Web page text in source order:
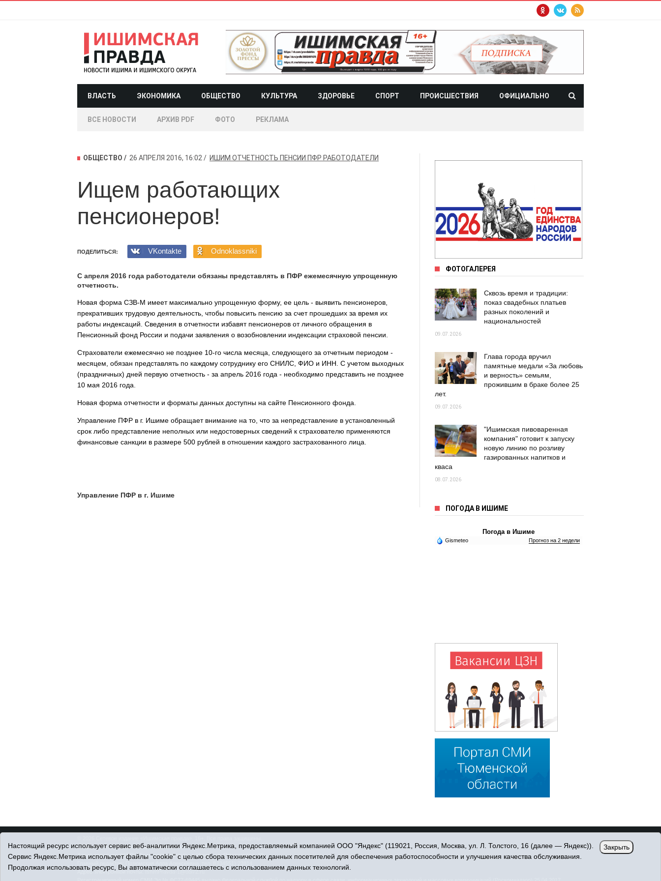
ВЛАСТЬ ЭКОНОМИКА ОБЩЕСТВО КУЛЬТУРА ЗДОРОВЬЕ СПОРТ ПРОИСШЕСТВИЯ ОФИЦИАЛЬНО
ВСЕ НОВОСТИ АРХИВ PDF ФОТО РЕКЛАМА
ОБЩЕСТВО 26 АПРЕЛЯ 2016, 16:02 ИШИМ ОТЧЕТНОСТЬ ПЕНСИИ ПФР РАБОТОДАТЕЛИ
Ищем работающих
пенсионеров!
ПОДЕЛИТЬСЯ: VKontakte Odnoklassniki
С апреля 2016 года работодатели обязаны представлять в ПФР ежемесячную упрощенную
отчетность.
Новая форма СЗВ-М имеет максимально упрощенную форму, ее цель - выявить пенсионеров,
прекративших трудовую деятельность, чтобы повысить пенсию за счет прошедших за время их
работы индексаций. Сведения в отчетности избавят пенсионеров от личного обращения в
Пенсионный фонд России и подачи заявления о возобновлении индексации страховой пенсии.
Страхователи ежемесячно не позднее 10-го числа месяца, следующего за отчетным периодом -
месяцем, обязан представлять по каждому сотруднику его СНИЛС, ФИО и ИНН. С учетом выходных
(праздничных) дней первую отчетность - за апрель 2016 года - необходимо представить не позднее
10 мая 2016 года.
Новая форма отчетности и форматы данных доступны на сайте Пенсионного фонда.
Управление ПФР в г. Ишиме обращает внимание на то, что за непредставление в установленный
срок либо представление неполных или недостоверных сведений к страхователю применяются
финансовые санкции в размере 500 рублей в отношении каждого застрахованного лица.
Управление ПФР в г. Ишиме
ФОТОГАЛЕРЕЯ
Сквозь время и традиции:
показ свадебных платьев
разных поколений и
национальностей
09.07.2026
Глава города вручил
памятные медали «За любовь
и верность» семьям,
прожившим в браке более 25
лет.
09.07.2026
"Ишимская пивоваренная
компания" готовит к запуску
новую линию по розливу
газированных напитков и
кваса
08.07.2026
ПОГОДА В ИШИМЕ
Погода в Ишиме
Gismeteo Прогноз на 2 недели
© При использовании материалов ссылка обязательна.
Адрес редакции: 627750 Тюменская область, г. Ишим, ул. Пономарёва, 39.
Адрес электронной почты:IshimPravda-1@obl72.ru
Настоящий ресурс использует сервис веб-аналитики Яндекс.Метрика, предоставляемый компанией ООО "Яндекс" (119021, Россия, Москва, ул. Л. Толстого, 16 (далее — Яндекс)).
Сервис Яндекс.Метрика использует файлы "cookie" с целью сбора технических данных посетителей для обеспечения работоспособности и улучшения качества обслуживания.
Продолжая использовать ресурс, Вы автоматически соглашаетесь с использованием данных технологий.
Закрыть